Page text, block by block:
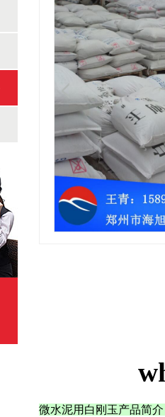
微水泥用白刚玉产品简